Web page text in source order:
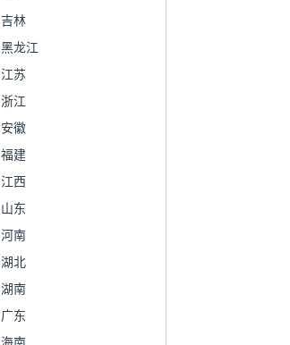
吉林
黑龙江
江苏
浙江
安徽
福建
江西
山东
河南
湖北
湖南
广东